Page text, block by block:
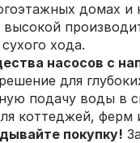
домах и
высокой
хода.
насосов с
для
подачу воды в
коттеджей,
покупку!